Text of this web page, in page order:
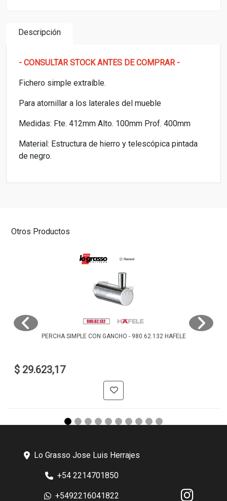
Descripción
- CONSULTAR STOCK ANTES DE COMPRAR -
Fichero simple extraíble.
Para atornillar a los laterales del mueble
Medidas: Fte. 412mm Alto. 100mm Prof. 400mm
Material: Estructura de hierro y telescópica pintada
de negro.
Otros Productos
PERCHA SIMPLE CON GANCHO - 980.62.132 HAFELE
$ 29.623,17
Lo Grasso Jose Luis Herrajes
+54 2214701850
+5492216041822